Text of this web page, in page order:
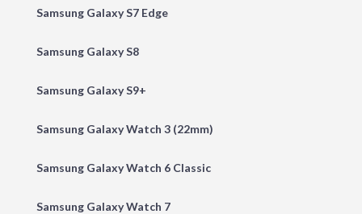
Samsung Galaxy S7 Edge
Samsung Galaxy S8
Samsung Galaxy S9+
Samsung Galaxy Watch 3 (22mm)
Samsung Galaxy Watch 6 Classic
Samsung Galaxy Watch 7